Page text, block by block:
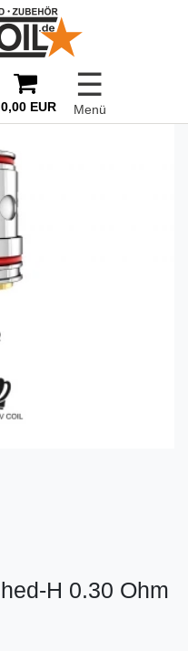
0,00 EUR
☰
Menü
H 0.30 Ohm